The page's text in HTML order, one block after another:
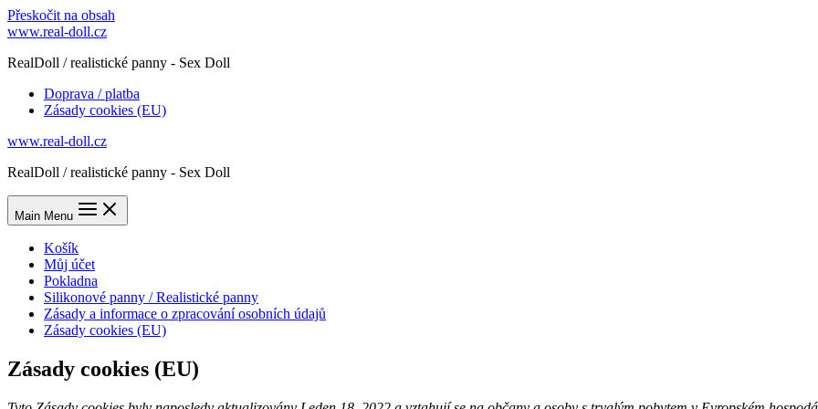
Přeskočit na obsah
www.real-doll.cz
RealDoll / realistické panny - Sex Doll
Doprava / platba
Zásady cookies (EU)
www.real-doll.cz
RealDoll / realistické panny - Sex Doll
Main Menu
Košík
Můj účet
Pokladna
Silikonové panny / Realistické panny
Zásady a informace o zpracování osobních údajů
Zásady cookies (EU)
Zásady cookies (EU)